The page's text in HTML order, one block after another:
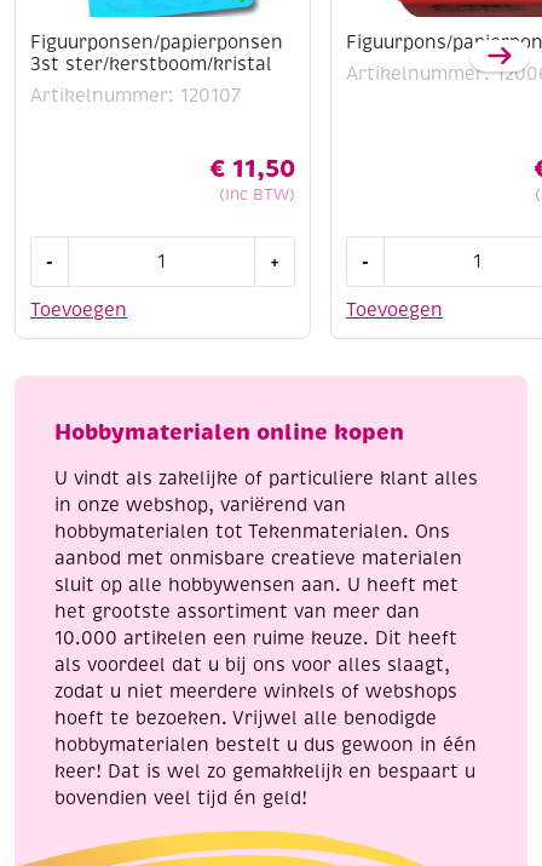
Figuurponsen/papierponsen
3st ster/kerstboom/kristal
Artikelnummer: 120107
€ 11,50
(Inc BTW)
Toevoegen
-
ster/kerstboom/kristal
+
Figuurpons/
Artikelnummer:
Toevoegen
-
aantal
Hobbymaterialen online kopen
U vindt als zakelijke of particuliere klant alles
in onze webshop, variërend van
hobbymaterialen tot Tekenmaterialen. Ons
aanbod met onmisbare creatieve materialen
sluit op alle hobbywensen aan. U heeft met
het grootste assortiment van meer dan
10.000 artikelen een ruime keuze. Dit heeft
als voordeel dat u bij ons voor alles slaagt,
zodat u niet meerdere winkels of webshops
hoeft te bezoeken. Vrijwel alle benodigde
hobbymaterialen bestelt u dus gewoon in één
keer! Dat is wel zo gemakkelijk en bespaart u
bovendien veel tijd én geld!